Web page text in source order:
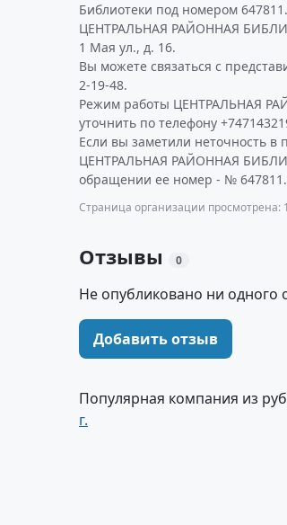
Библиотеки под номером 647811.
ЦЕНТРАЛЬНАЯ РАЙОННАЯ
1 Мая ул., д. 16.
Вы можете связаться с
2-19-48.
Режим работы ЦЕНТРАЛЬНАЯ
уточнить по телефону
Если вы заметили неточность
ЦЕНТРАЛЬНАЯ РАЙОННАЯ
обращении ее номер - № 647811.
Страница организации просмотрена:
Отзывы 0
Не опубликовано ни одного
Добавить отзыв
Популярная компания из
г.